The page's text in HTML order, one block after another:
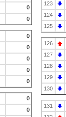
0
0
0
0
0
0
0
0
0
123
124
125
126
127
128
129
130
131